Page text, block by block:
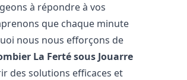
à répondre à vos
que chaque minute
nous nous efforçons de
La Ferté sous Jouarre
des solutions efficaces et